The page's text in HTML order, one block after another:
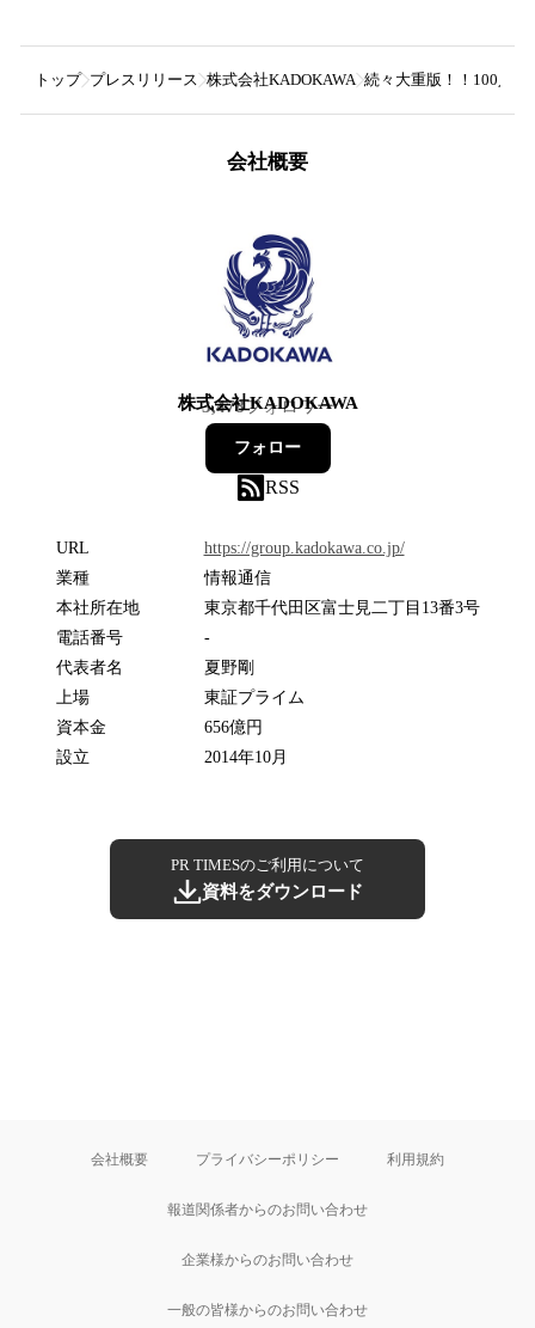
トップ プレスリリース 株式会社KADOKAWA 続々大重版！！100人
会社概要
株式会社KADOKAWA
3,478フォロワー
フォロー
RSS
URL
https://group.kadokawa.co.jp/
業種
情報通信
本社所在地
東京都千代田区富士見二丁目13番3号
電話番号
-
代表者名
夏野剛
上場
東証プライム
資本金
656億円
設立
2014年10月
PR TIMESのご利用について
資料をダウンロード
会社概要 プライバシーポリシー 利用規約
報道関係者からのお問い合わせ
企業様からのお問い合わせ
一般の皆様からのお問い合わせ